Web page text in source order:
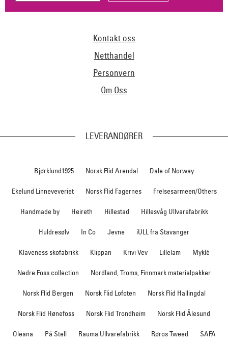
Kontakt oss
Netthandel
Personvern
Om Oss
LEVERANDØRER
Bjørklund1925 Norsk Flid Arendal Dale of Norway
Ekelund Linneveveriet Norsk Flid Fagernes Frelsesarmeen/Others
Handmade by Heireth Hillestad Hillesvåg Ullvarefabrikk
Huldresølv In Co Jevne iULL fra Stavanger
Klaveness skofabrikk Klippan Krivi Vev Lillelam Myklé
Nedre Foss collection Nordland, Troms, Finnmark materialpakker
Norsk Flid Bergen Norsk Flid Lofoten Norsk Flid Hallingdal
Norsk Flid Hønefoss Norsk Flid Trondheim Norsk Flid Ålesund
Oleana På Stell Rauma Ullvarefabrikk Røros Tweed SAFA